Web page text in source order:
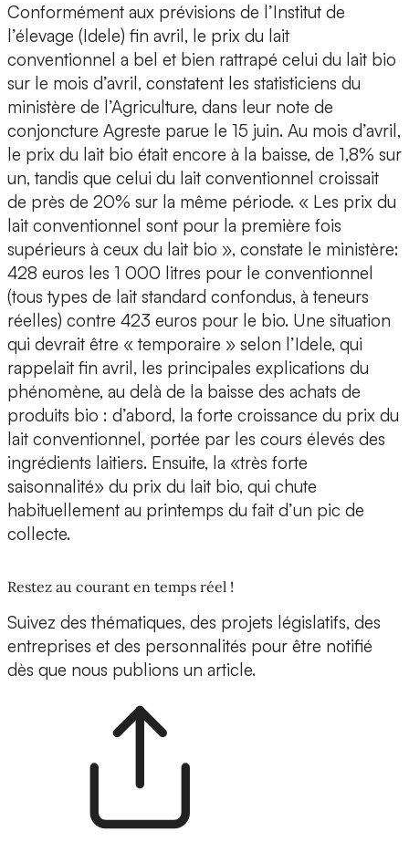
Conformément aux prévisions de l’Institut de
l’élevage (Idele) fin avril, le prix du lait
conventionnel a bel et bien rattrapé celui du lait bio
sur le mois d’avril, constatent les statisticiens du
ministère de l’Agriculture, dans leur note de
conjoncture Agreste parue le 15 juin. Au mois d’avril,
le prix du lait bio était encore à la baisse, de 1,8% sur
un, tandis que celui du lait conventionnel croissait
de près de 20% sur la même période. « Les prix du
lait conventionnel sont pour la première fois
supérieurs à ceux du lait bio », constate le ministère:
428 euros les 1 000 litres pour le conventionnel
(tous types de lait standard confondus, à teneurs
réelles) contre 423 euros pour le bio. Une situation
qui devrait être « temporaire » selon l’Idele, qui
rappelait fin avril, les principales explications du
phénomène, au delà de la baisse des achats de
produits bio : d’abord, la forte croissance du prix du
lait conventionnel, portée par les cours élevés des
ingrédients laitiers. Ensuite, la «très forte
saisonnalité» du prix du lait bio, qui chute
habituellement au printemps du fait d’un pic de
collecte.
Restez au courant en temps réel !
Suivez des thématiques, des projets législatifs, des
entreprises et des personnalités pour être notifié
dès que nous publions un article.